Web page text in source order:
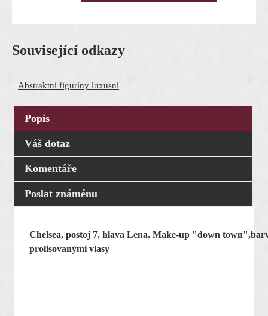
Související odkazy
Abstraktní figuríny luxusní
Popis
Váš dotaz
Komentáře
Poslat známénu
Chelsea, postoj 7, hlava Lena, Make-up "down
prolisovanými vlasy